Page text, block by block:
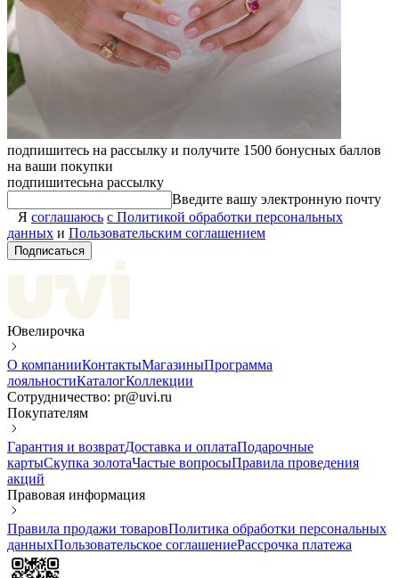
подпишитесь на рассылку и получите 1500 бонусных баллов
на ваши покупки
подпишитесьна рассылку
Введите вашу электронную почту
Я соглашаюсь с Политикой обработки персональных
данных и Пользовательским соглашением
Подписаться
Ювелирочка
О компанииКонтактыМагазиныПрограмма
лояльностиКаталогКоллекции
Сотрудничество: pr@uvi.ru
Покупателям
Гарантия и возвратДоставка и оплатаПодарочные
картыСкупка золотаЧастые вопросыПравила проведения
акций
Правовая информация
Правила продажи товаровПолитика обработки персональных
данныхПользовательское соглашениеРассрочка платежа